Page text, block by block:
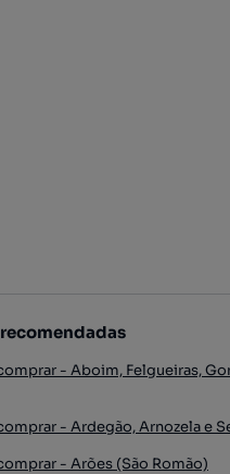
- Aboim, Felgueiras,
- Ardegão, Arnozela e
- Arões (São Romão)